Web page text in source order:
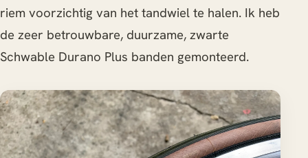
riem voorzichtig van het tandwiel te halen. Ik heb
de zeer betrouwbare, duurzame, zwarte
Schwable Durano Plus banden gemonteerd.